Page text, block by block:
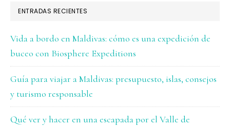
ENTRADAS RECIENTES
Vida a bordo en Maldivas: cómo es una expedición de
buceo con Biosphere Expeditions
Guía para viajar a Maldivas: presupuesto, islas, consejos
y turismo responsable
Qué ver y hacer en una escapada por el Valle de